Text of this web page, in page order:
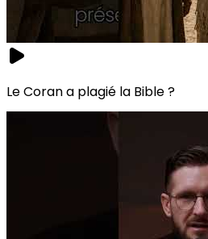
Le Coran a plagié la Bible ?